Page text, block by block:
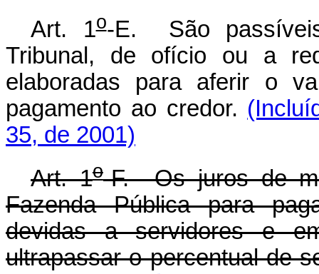
Art. 1o-E. São
Tribunal, de ofício ou a
elaboradas para aferir o
pagamento ao credor.
35, de 2001)
Art. 1o-F. Os juros de
Fazenda Pública para
devidas a servidores e
ultrapassar o percentual de